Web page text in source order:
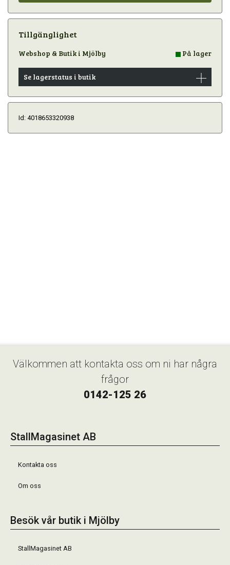
Tillgänglighet
Webshop & Butik i Mjölby På lager
Se lagerstatus i butik
Id: 4018653320938
Välkommen att kontakta oss om ni har några
frågor
0142-125 26
StallMagasinet AB
Kontakta oss
Om oss
Besök vår butik i Mjölby
StallMagasinet AB